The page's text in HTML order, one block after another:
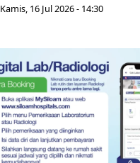
Kamis, 16 Jul 2026 - 14:30